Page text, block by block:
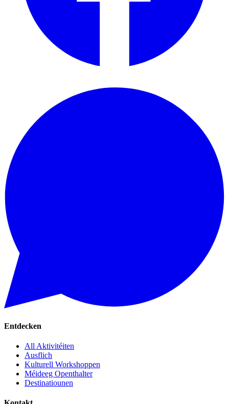
Entdecken
All Aktivitéiten
Ausflich
Kulturell Workshoppen
Méideeg Openthalter
Destinatiounen